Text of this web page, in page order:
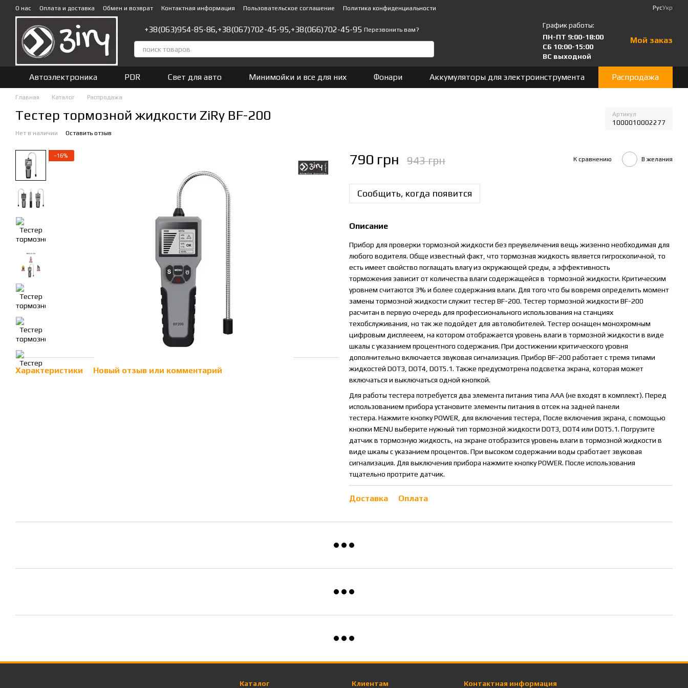
Перейти к основному контенту
О нас Оплата и доставка Обмен и возврат Контактная информация Пользовательское соглашение Политика конфиденциальности РусУкр
+38(063)954-85-86,+38(067)702-45-95,+38(066)702-45-95 Перезвонить вам?
График работы:
ПН-ПТ 9:00-18:00
СБ 10:00-15:00
ВС выходной
Мой заказ
Автоэлектроника PDR Свет для авто Минимойки и все для них Фонари Аккумуляторы для электроинструмента Распродажа
Главная Каталог Распродажа
Тестер тормозной жидкости ZiRy BF-200 Артикул
1000010002277
Нет в наличии Оставить отзыв
−16%
Характеристики Новый отзыв или комментарий
790 грн 943 грн К сравнению В желания
Сообщить, когда появится
Описание
Прибор для проверки тормозной жидкости без преувеличения вещь жизенно необходимая для
любого водителя. Обще известный факт, что тормозная жидкость является гигроскопичной, то
есть имеет свойство поглащать влагу из окружающей среды, а эффективность
торможения зависит от количества влаги содержащейся в тормозной жидкости. Критическим
уровнем считаются 3% и более содержания влаги. Для того что бы вовремя определить момент
замены тормозной жидкости служит тестер BF-200. Тестер тормозной жидкости BF-200
расчитан в первую очередь для профессионального использования на станциях
техобслуживания, но так же подойдет для автолюбителей. Тестер оснащен монохромным
цифровым дисплееем, на котором отображается уровень влаги в тормозной жидкости в виде
шкалы с указанием процентного содержания. При достижении критического уровня
дополнительно включается звуковая сигнализация. Прибор BF-200 работает с тремя типами
жидкостей DOT3, DOT4, DOT5.1. Также предусмотрена подсветка экрана, которая может
включаться и выключаться одной кнопкой.
Для работы тестера потребуется два элемента питания типа ААА (не входят в комплект). Перед
использованием прибора установите элементы питания в отсек на задней панели
тестера. Нажмите кнопку POWER, для включения тестера, После включения экрана, с помощью
кнопки MENU выберите нужный тип тормозной жидкости DOT3, DOT4 или DOT5.1. Погрузите
датчик в тормозную жидкость, на экране отобразится уровень влаги в тормозной жидкости в
виде шкалы с указанием процентов. При высоком содержании воды сработает звуковая
сигнализация. Для выключения прибора нажмите кнопку POWER. После использования
тщательно протрите датчик.
Доставка Оплата
Каталог Клиентам Контактная информация